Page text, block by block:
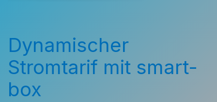
Dynamischer
Stromtarif mit smart-
box